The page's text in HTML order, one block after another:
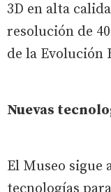
3D en alta
resolución de
de la Evolución
Nuevas
El Museo sigue